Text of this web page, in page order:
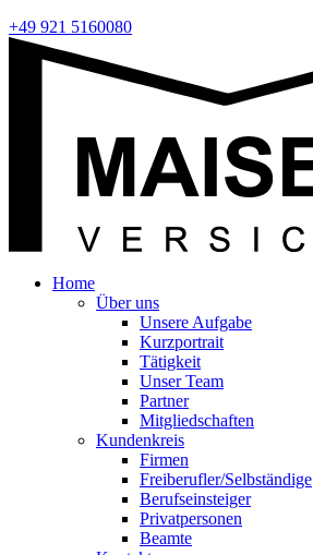
+49 921 5160080
Home
Über uns
Unsere Aufgabe
Kurzportrait
Tätigkeit
Unser Team
Partner
Mitgliedschaften
Kundenkreis
Firmen
Freiberufler/Selbständige
Berufseinsteiger
Privatpersonen
Beamte